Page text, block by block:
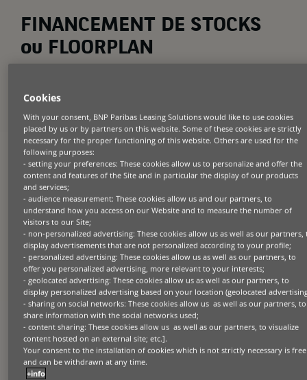
FINANCEMENT DE STOCKS
ou FLOORPLAN
solution de financement court terme permettant à
nos partenaires constructeurs et à leurs réseaux
de distribution de maintenir des stocks suffisants
pour répondre à la demande des clients.
Chez BNP Paribas Leasing Solutions, nous sommes
des spécialistes du floor plan et nous collaborons
avec des partenaires constructeurs dans des
secteurs tels que l’agriculture, la construction, la
manutention et l’informatique,… qui nous font
confiance pour faciliter la gestion financière de leur
poste « clients » et assurer le risque de non-
paiement, la gestion et le recrouvrement de leur
factures.
EN SAVOIR PLUS bientôt
CESSION DE CRÉANCES ET
DE CONTRATS
Cookies
With your consent, BNP Paribas Leasing Solutions would like to use cookies
placed by us or by partners on this website. Some of these cookies are strictly
necessary for the proper functioning of this website. Others are used for the
following purposes:
- setting your preferences: These cookies allow us to personalize and offer the
content and features of the Site and in particular the display of our products
and services;
- audience measurement: These cookies allow us and our partners, to
understand how you access on our Website and to measure the number of
visitors to our Site;
- non-personalized advertising: These cookies allow us as well as our partners,
display advertisements that are not personalized according to your profile;
- personalized advertising: These cookies allow us as well as our partners, to
offer you personalized advertising, more relevant to your interests;
- geolocated advertising: These cookies allow us as well as our partners, to
display personalized advertising based on your location (geolocated
- sharing on social networks: These cookies allow us as well as our partners, to
share information with the social networks used;
- content sharing: These cookies allow us as well as our partners, to visualize
content hosted on an external site; etc.].
Your consent to the installation of cookies which is not strictly necessary is free
and can be withdrawn at any time.
+info